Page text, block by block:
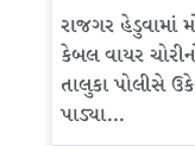
રાજગર હેડુવામાં
કેબલ વાયર
તાલુકા પોલીસે
પાડ્યા…